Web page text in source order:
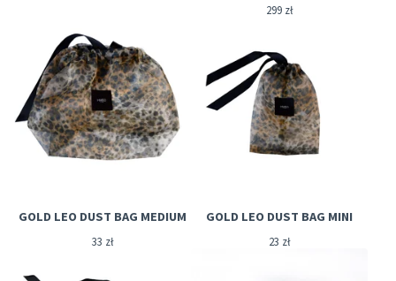
299 zł
GOLD LEO DUST BAG MEDIUM
33 zł
GOLD LEO DUST BAG MINI
23 zł